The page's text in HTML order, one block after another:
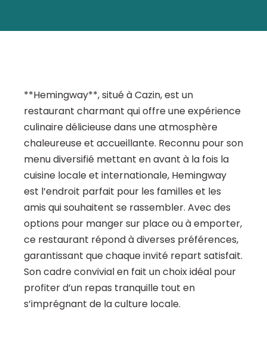
**Hemingway**, situé à Cazin, est un
restaurant charmant qui offre une expérience
culinaire délicieuse dans une atmosphère
chaleureuse et accueillante. Reconnu pour son
menu diversifié mettant en avant à la fois la
cuisine locale et internationale, Hemingway
est l’endroit parfait pour les familles et les
amis qui souhaitent se rassembler. Avec des
options pour manger sur place ou à emporter,
ce restaurant répond à diverses préférences,
garantissant que chaque invité repart satisfait.
Son cadre convivial en fait un choix idéal pour
profiter d’un repas tranquille tout en
s’imprégnant de la culture locale.